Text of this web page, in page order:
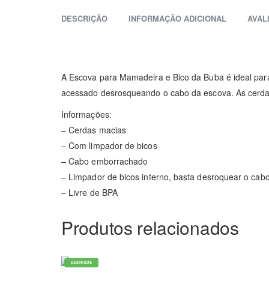
DESCRIÇÃO INFORMAÇÃO ADICIONAL
A Escova para Mamadeira e Bico da Buba é ideal
acessado desrosqueando o cabo da escova. As
Informações:
– Cerdas macias
– Com limpador de bicos
– Cabo emborrachado
– Limpador de bicos interno, basta desroquear o cabo
– Livre de BPA
Produtos relacionados
DESTAQUE